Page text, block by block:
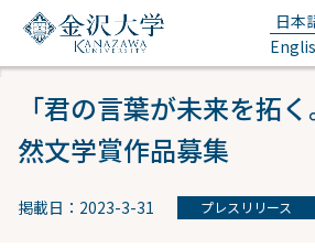
日本
「君の言葉が未来を拓
然文学賞作品募集
掲載日：2023-3-31 プレスリリース